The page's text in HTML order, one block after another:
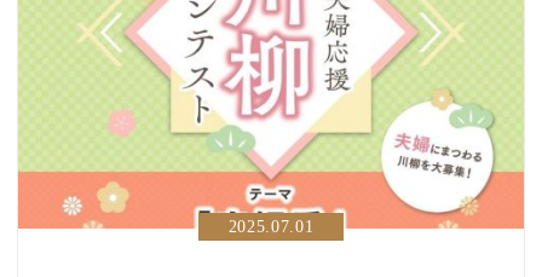
2025.07.01